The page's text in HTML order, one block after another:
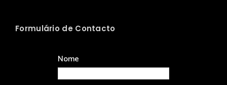
Formulário de Contacto
Nome